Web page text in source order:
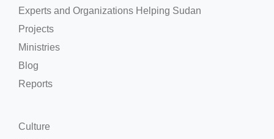
Experts and Organizations Helping Sudan
Projects
Ministries
Blog
Reports
Culture